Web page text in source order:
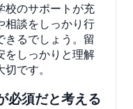
校のサポートが充
相談をしっかり行
きるでしょう。留
をしっかりと理解
です。
必須だと考える